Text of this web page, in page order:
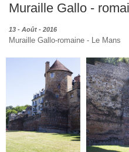
Muraille Gallo -
13 - Août - 2016
Muraille Gallo-romaine - Le Mans